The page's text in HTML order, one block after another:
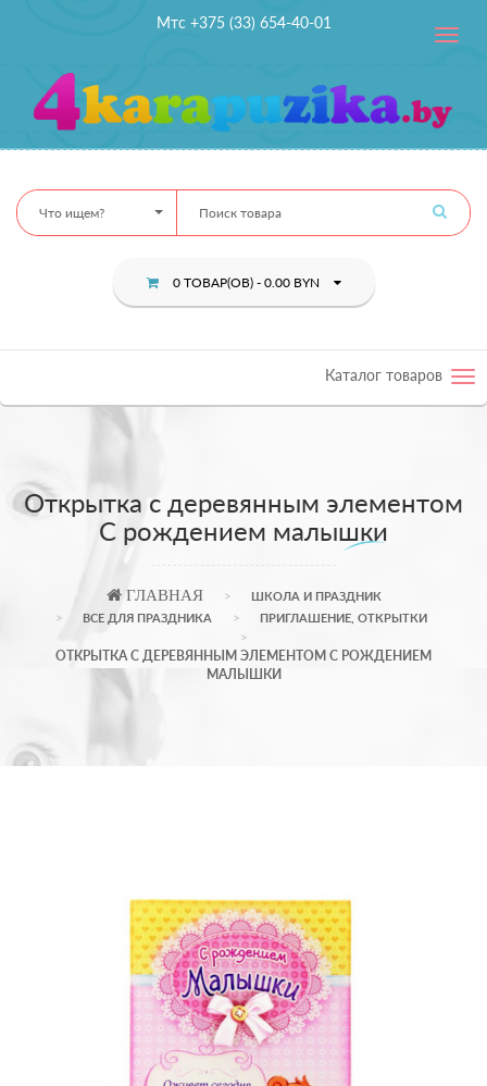
Мтс +375 (33) 654-40-01
Toggle
Что ищем?
0 ТОВАР(ОВ) - 0.00 BYN
Каталог товаров
Открытка с деревянным элементом
С рождением малышки
ГЛАВНАЯ
ШКОЛА И ПРАЗДНИК
ВСЕ ДЛЯ ПРАЗДНИКА
ПРИГЛАШЕНИЕ, ОТКРЫТКИ
ОТКРЫТКА С ДЕРЕВЯННЫМ ЭЛЕМЕНТОМ С РОЖДЕНИЕМ
МАЛЫШКИ